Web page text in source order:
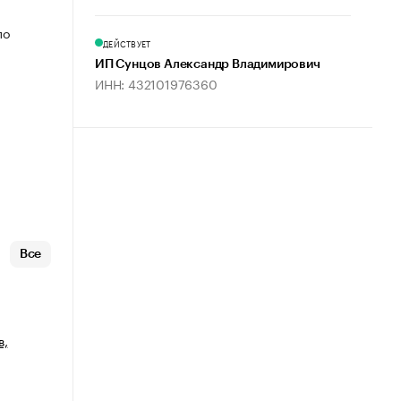
Все
ДЕЙСТВУЕТ
ИП Сунцов Александр Владимирович
ИНН: 432101976360